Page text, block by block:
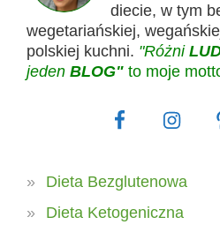
diecie, w tym
wegetariańskiej,
polskiej kuchni. "Różni
jeden BLOG" to moje
Dieta Bezglutenowa
Dieta Ketogeniczna